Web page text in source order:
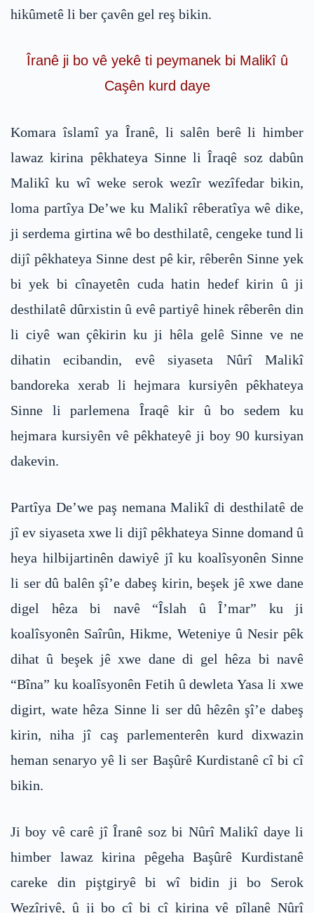
hikûmetê li ber çavên gel reş bikin.
Îranê ji bo vê yekê ti peymanek bi Malikî û
Caşên kurd daye
Komara îslamî ya Îranê, li salên berê li himber
lawaz kirina pêkhateya Sinne li Îraqê soz dabûn
Malikî ku wî weke serok wezîr wezîfedar bikin,
loma partîya De’we ku Malikî rêberatîya wê dike,
ji serdema girtina wê bo desthilatê, cengeke tund li
dijî pêkhateya Sinne dest pê kir, rêberên Sinne yek
bi yek bi cînayetên cuda hatin hedef kirin û ji
desthilatê dûrxistin û evê partiyê hinek rêberên din
li ciyê wan çêkirin ku ji hêla gelê Sinne ve ne
dihatin ecibandin, evê siyaseta Nûrî Malikî
bandoreka xerab li hejmara kursiyên pêkhateya
Sinne li parlemena Îraqê kir û bo sedem ku
hejmara kursiyên vê pêkhateyê ji boy 90 kursiyan
dakevin.
Partîya De’we paş nemana Malikî di desthilatê de
jî ev siyaseta xwe li dijî pêkhateya Sinne domand û
heya hilbijartinên dawiyê jî ku koalîsyonên Sinne
li ser dû balên şî’e dabeş kirin, beşek jê xwe dane
digel hêza bi navê “Îslah û Î’mar” ku ji
koalîsyonên Saîrûn, Hikme, Weteniye û Nesir pêk
dihat û beşek jê xwe dane di gel hêza bi navê
“Bîna” ku koalîsyonên Fetih û dewleta Yasa li xwe
digirt, wate hêza Sinne li ser dû hêzên şî’e dabeş
kirin, niha jî caş parlementerên kurd dixwazin
heman senaryo yê li ser Başûrê Kurdistanê cî bi cî
bikin.
Ji boy vê carê jî Îranê soz bi Nûrî Malikî daye li
himber lawaz kirina pêgeha Başûrê Kurdistanê
careke din piştgiryê bi wî bidin ji bo Serok
Wezîriyê, û ji bo cî bi cî kirina vê pîlanê Nûrî